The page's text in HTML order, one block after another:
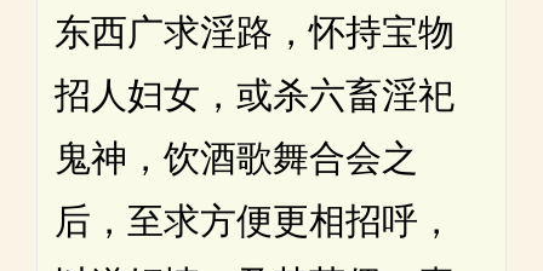
东西广求淫路，怀持宝物
招人妇女，或杀六畜淫祀
鬼神，饮酒歌舞合会之
后，至求方便更相招呼，